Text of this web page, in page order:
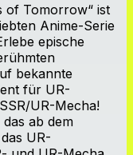
of Tomorrow“ ist
Anime-Serie
epische
bekannte
für UR-
UR-Mecha!
ab dem
UR-